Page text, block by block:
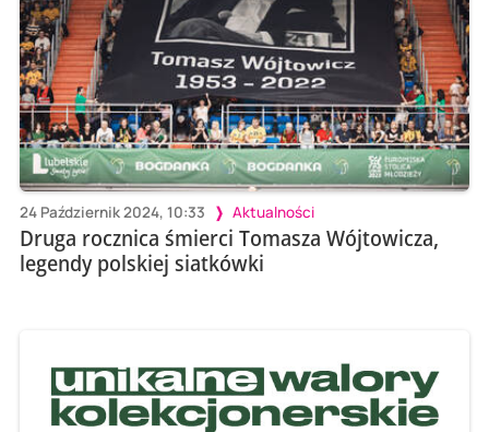
24 Październik 2024, 10:33 Aktualności
Druga rocznica śmierci Tomasza Wójtowicza,
legendy polskiej siatkówki